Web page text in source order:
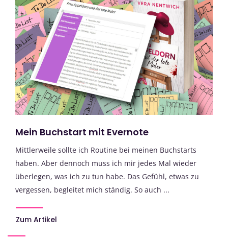
Mein Buchstart mit Evernote
Mittlerweile sollte ich Routine bei meinen Buchstarts
haben. Aber dennoch muss ich mir jedes Mal wieder
überlegen, was ich zu tun habe. Das Gefühl, etwas zu
vergessen, begleitet mich ständig. So auch ...
Zum Artikel